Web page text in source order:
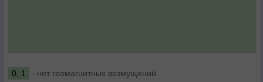
0, 1
- нет геомагнитных возмущений